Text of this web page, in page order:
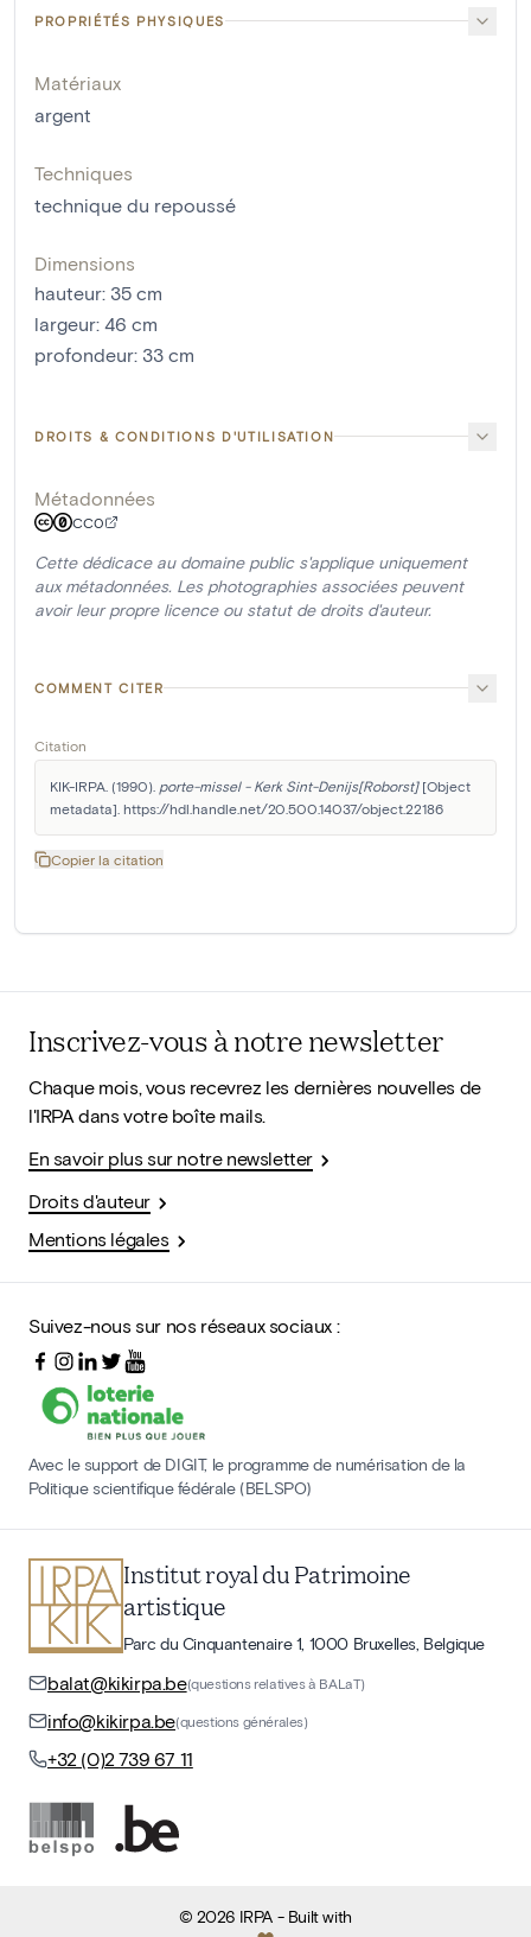
PROPRIÉTÉS PHYSIQUES
Matériaux
argent
Techniques
technique du repoussé
Dimensions
hauteur: 35 cm
largeur: 46 cm
profondeur: 33 cm
DROITS & CONDITIONS D'UTILISATION
Métadonnées
CC0
Cette dédicace au domaine public s'applique uniquement
aux métadonnées. Les photographies associées peuvent
avoir leur propre licence ou statut de droits d'auteur.
COMMENT CITER
Citation
KIK-IRPA. (1990). porte-missel - Kerk Sint-Denijs[Roborst] [Object
metadata]. https://hdl.handle.net/20.500.14037/object.22186
Copier la citation
Inscrivez-vous à notre newsletter
Chaque mois, vous recevrez les dernières nouvelles de
l'IRPA dans votre boîte mails.
En savoir plus sur notre newsletter
Droits d'auteur
Mentions légales
Suivez-nous sur nos réseaux sociaux :
Avec le support de DIGIT, le programme de numérisation de la
Politique scientifique fédérale (BELSPO)
Institut royal du Patrimoine
artistique
Parc du Cinquantenaire 1, 1000 Bruxelles, Belgique
balat@kikirpa.be(questions relatives à BALaT)
info@kikirpa.be(questions générales)
+32 (0)2 739 67 11
©2026 IRPA- Built with